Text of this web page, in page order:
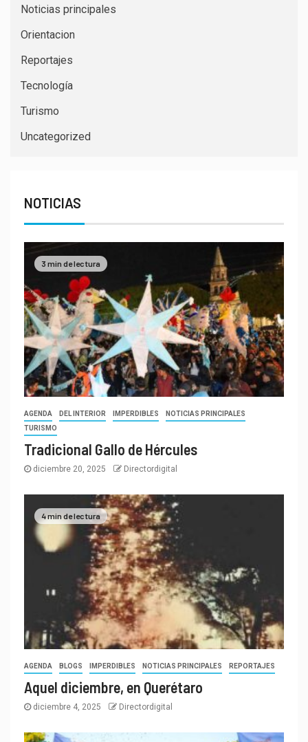
Noticias principales
Orientacion
Reportajes
Tecnología
Turismo
Uncategorized
NOTICIAS
3 min de lectura
AGENDA DEL INTERIOR IMPERDIBLES
NOTICIAS PRINCIPALES
TURISMO
Tradicional Gallo de Hércules
diciembre 20, 2025 Directordigital
4 min de lectura
AGENDA BLOGS IMPERDIBLES NOTICIAS PRINCIPALES REPORTAJES
Aquel diciembre, en Querétaro
diciembre 4, 2025 Directordigital